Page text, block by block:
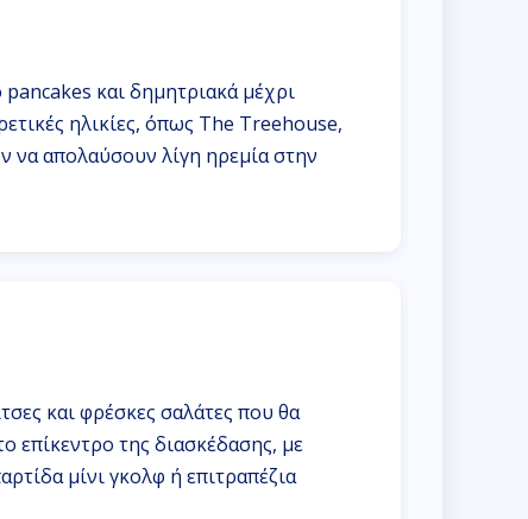
και δημητριακά μέχρι
ηλικίες, όπως The Treehouse,
να απολαύσουν λίγη ηρεμία στην
και φρέσκες σαλάτες που θα
επίκεντρο της διασκέδασης, με
μίνι γκολφ ή επιτραπέζια